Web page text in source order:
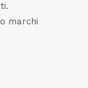
marchi